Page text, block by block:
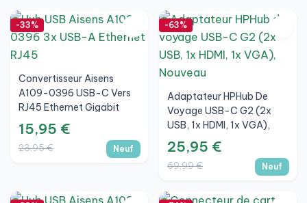
Todo
Marque
Todo
Modèle
Todo
Todo
-33%
Convertisseur Aisens
A109-0396 USB-C Vers
RJ45 Ethernet Gigabit
10/100/1000 Mbps + HUB
3xUSB-A 3.0
15,95 €
23,95 € Neuf
-63%
Adaptateur HPHub De
Voyage USB-C G2 (2x
USB, 1x HDMI, 1x VGA),
Nouveau
25,95 €
69,99 € Neuf